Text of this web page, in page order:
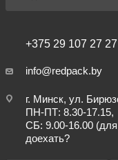
+375 29 107 27 27
info@redpack.by
г. Минск, ул.
ПН-ПТ: 8.30-17.15,
СБ: 9.00-16.00
доехать?